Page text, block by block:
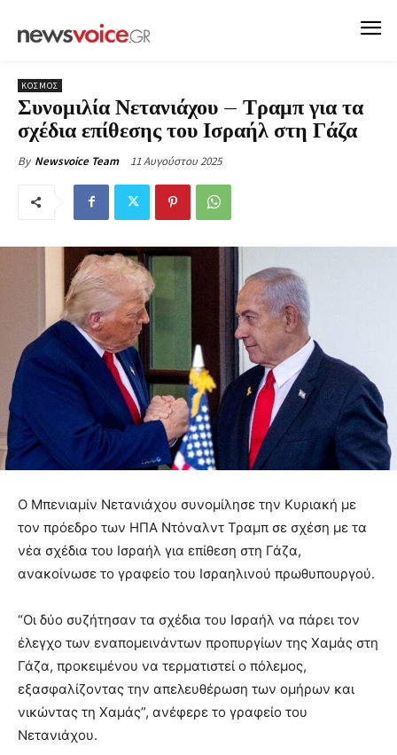
ΚΟΣΜΟΣ
Συνομιλία Νετανιάχου – Τραμπ για τα
σχέδια επίθεσης του Ισραήλ στη Γάζα
By Newsvoice Team 11 Αυγούστου 2025
Ο Μπενιαμίν Νετανιάχου συνομίλησε την Κυριακή με
τον πρόεδρο των ΗΠΑ Ντόναλντ Τραμπ σε σχέση με τα
νέα σχέδια του Ισραήλ για επίθεση στη Γάζα,
ανακοίνωσε το γραφείο του Ισραηλινού πρωθυπουργού.
“Οι δύο συζήτησαν τα σχέδια του Ισραήλ να πάρει τον
έλεγχο των εναπομεινάντων προπυργίων της Χαμάς στη
Γάζα, προκειμένου να τερματιστεί ο πόλεμος,
εξασφαλίζοντας την απελευθέρωση των ομήρων και
νικώντας τη Χαμάς”, ανέφερε το γραφείο του
Νετανιάχου.